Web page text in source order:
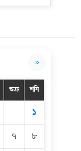
»
শুক্র শনি
১
৭
৮